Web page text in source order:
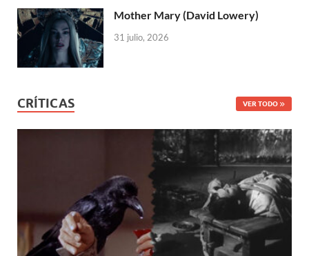
Mother Mary (David Lowery)
31 julio, 2026
CRÍTICAS VER TODO